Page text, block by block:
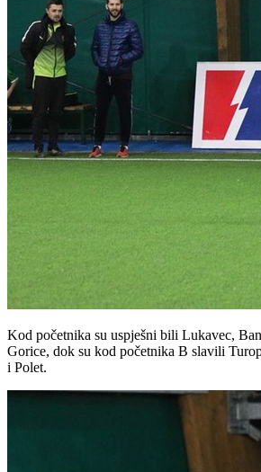
Kod početnika su uspješni bili Lukavec,
Gorice, dok su kod početnika B slavili
i Polet.